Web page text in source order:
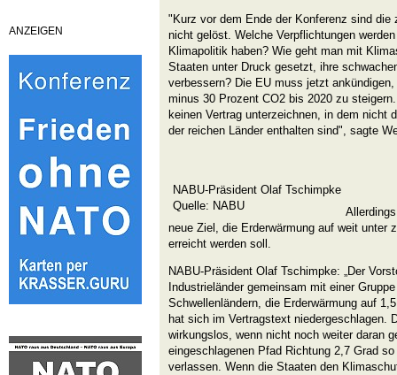
ANZEIGEN
"Kurz vor dem Ende der Konferenz sind
nicht gelöst. Welche Verpflichtungen
Klimapolitik haben? Wie geht man mit
Staaten unter Druck gesetzt, ihre
verbessern? Die EU muss jetzt
minus 30 Prozent CO2 bis 2020 zu
keinen Vertrag unterzeichnen, in dem nicht
der reichen Länder enthalten sind", sagte
NABU-Präsident Olaf Tschimpke
Quelle: NABU
neue Ziel, die Erderwärmung auf weit unter
erreicht werden soll.
NABU-Präsident Olaf Tschimpke: „Der
Industrieländer gemeinsam mit einer
Schwellenländern, die Erderwärmung auf
hat sich im Vertragstext niedergeschlagen.
wirkungslos, wenn nicht noch weiter daran
eingeschlagenen Pfad Richtung 2,7 Grad
verlassen. Wenn die Staaten den